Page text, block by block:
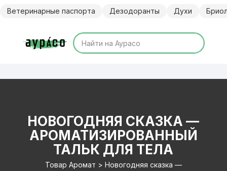
Ветеринарные паспорта Дезодоранты Духи
НОВОГОДНЯЯ СКАЗКА —
АРОМАТИЗИРОВАННЫЙ
ТАЛЬК ДЛЯ ТЕЛА
Товар Аромат > Новогодняя сказка —